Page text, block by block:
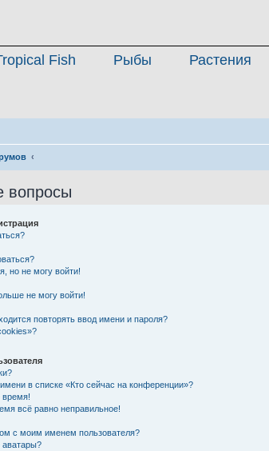
Fish Рыбы Растения
вопросы
но не могу войти!
не могу войти!
повторять ввод имени и пароля?
в списке «Кто сейчас на конференции»?
время!
всё равно неправильное!
с моим именем пользователя?
аватары?